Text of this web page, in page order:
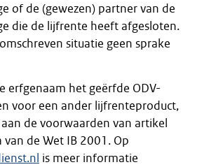
of de (gewezen) partner van de
die de lijfrente heeft afgesloten.
situatie geen sprake
erfgenaam het geërfde ODV-
voor een ander lijfrenteproduct,
de voorwaarden van artikel
de Wet IB 2001. Op
is meer informatie